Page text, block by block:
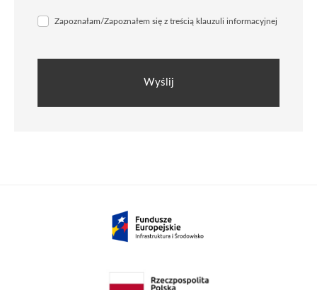
Zapoznałam/Zapoznałem się z treścią klauzuli informacyjnej
Wyślij